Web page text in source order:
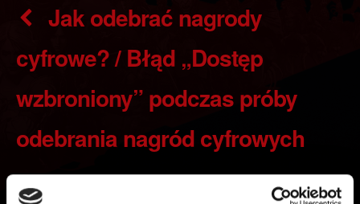
Jak odebrać nagrody
cyfrowe? / Błąd „Dostęp
wzbroniony” podczas próby
odebrania nagród cyfrowych
Utworzony 2 lata temu Zaktualizowany 1 rok temu